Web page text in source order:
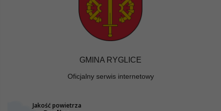
GMINA RYGLICE
Oficjalny serwis internetowy